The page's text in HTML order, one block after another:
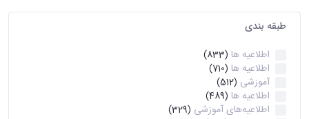
طبقه بندی
اطلاعیه ها (833)
اطلاعیه ها (710)
آموزشی (512)
اطلاعیه ها (489)
اطلاعیه‌های‌ آموزشی (329)